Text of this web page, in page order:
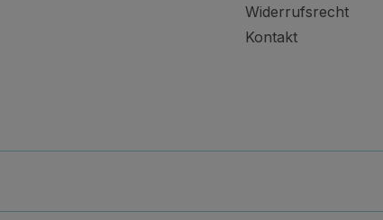
Widerrufsrecht
Kontakt